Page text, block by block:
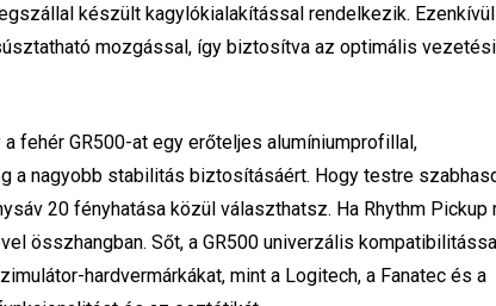
készült kagylókialakítással rendelkezik.
mozgással, így biztosítva az optimális vezetési
fehér GR500-at egy erőteljes alumíniumprofillal,
nagyobb stabilitás biztosításáért. Hogy testre
20 fényhatása közül választhatsz. Ha Rhythm Pickup
összhangban. Sőt, a GR500 univerzális
hardvermárkákat, mint a Logitech, a Fanatec és a